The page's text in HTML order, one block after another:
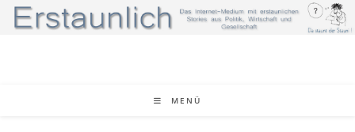
Zum
Inhalt
MENÜ